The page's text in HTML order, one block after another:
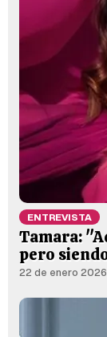
ENTREVISTA
Tamara:
pero
22 de enero 2026